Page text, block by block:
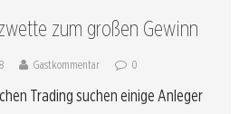
zum großen Gewinn
Gastkommentar 0
Trading suchen einige Anleger